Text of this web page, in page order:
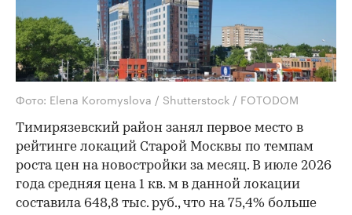
Фото: Elena Koromyslova / Shutterstock / FOTODOM
Тимирязевский район занял первое место в
рейтинге локаций Старой Москвы по темпам
роста цен на новостройки за месяц. В июле 2026
года средняя цена 1 кв. м в данной локации
составила 648,8 тыс. руб., что на 75,4% больше